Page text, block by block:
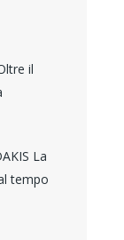
il
La
tempo